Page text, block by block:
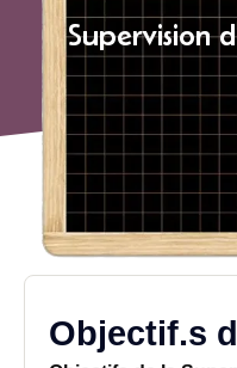
Supervision
Objectif.s